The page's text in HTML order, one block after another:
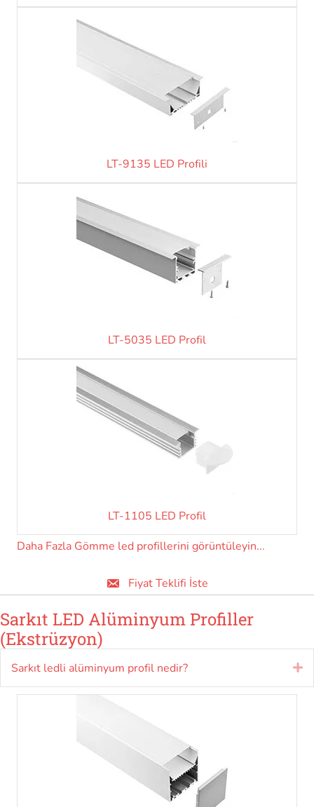
LT-9135 LED Profili
LT-5035 LED Profil
LT-1105 LED Profil
Daha Fazla Gömme led profillerini görüntüleyin...
Fiyat Teklifi İste
Sarkıt LED Alüminyum Profiller
(Ekstrüzyon)
Sarkıt ledli alüminyum profil nedir?